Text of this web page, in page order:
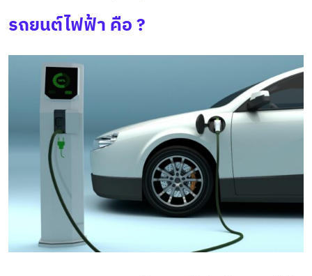
รถยนต์ไฟฟ้า คือ ?